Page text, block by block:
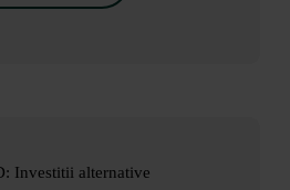
Investitii alternative